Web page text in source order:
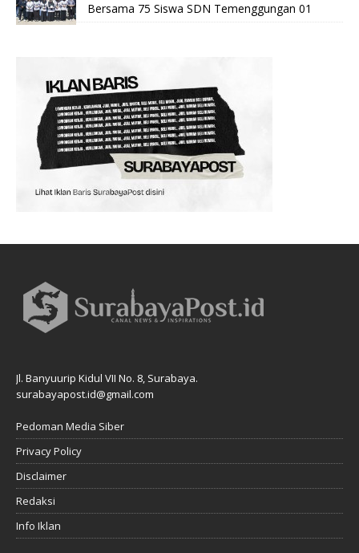
Bersama 75 Siswa SDN Temenggungan 01
Jl. Banyuurip Kidul VII No. 8, Surabaya.
surabayapost.id@gmail.com
Pedoman Media Siber
Privacy Policy
Disclaimer
Redaksi
Info Iklan